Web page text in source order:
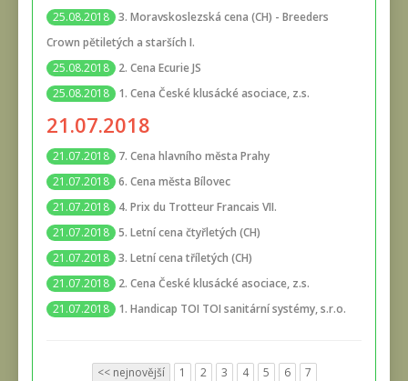
25.08.2018 3. Moravskoslezská cena (CH) - Breeders
Crown pětiletých a starších I.
25.08.2018
2. Cena Ecurie JS
25.08.2018
1. Cena České klusácké asociace, z.s.
21.07.2018
21.07.2018
7. Cena hlavního města Prahy
21.07.2018 6. Cena města Bílovec
21.07.2018
4. Prix du Trotteur Francais VII.
21.07.2018 5. Letní cena čtyřletých (CH)
21.07.2018 3. Letní cena tříletých (CH)
21.07.2018
2. Cena České klusácké asociace, z.s.
21.07.2018
1. Handicap TOI TOI sanitární systémy, s.r.o.
<< nejnovější 1 2 3 4 5 6
7